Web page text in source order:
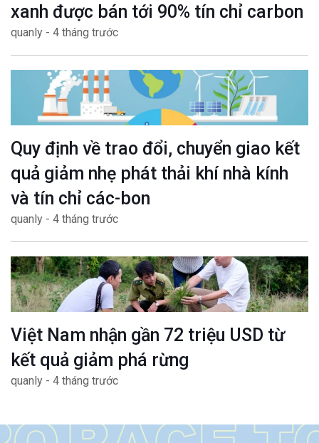
xanh được bán tới 90% tín chỉ carbon
quanly - 4 tháng trước
Quy định về trao đổi, chuyển giao kết
quả giảm nhẹ phát thải khí nhà kính
và tín chỉ các-bon
quanly - 4 tháng trước
Việt Nam nhận gần 72 triệu USD từ
kết quả giảm phá rừng
quanly - 4 tháng trước